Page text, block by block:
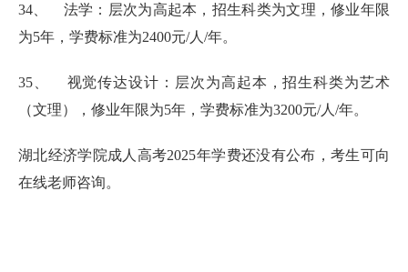
34、 法学：层次为高起本，招生科类为文理，修业年限
为5年，学费标准为2400元/人/年。
35、 视觉传达设计：层次为高起本，招生科类为艺术
（文理），修业年限为5年，学费标准为3200元/人/年。
湖北经济学院成人高考2025年学费还没有公布，考生可向
在线老师咨询。